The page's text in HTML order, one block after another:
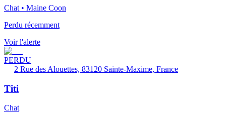
Chat • Maine Coon
Perdu récemment
Voir l'alerte
PERDU
2 Rue des Alouettes, 83120 Sainte-Maxime, France
Titi
Chat